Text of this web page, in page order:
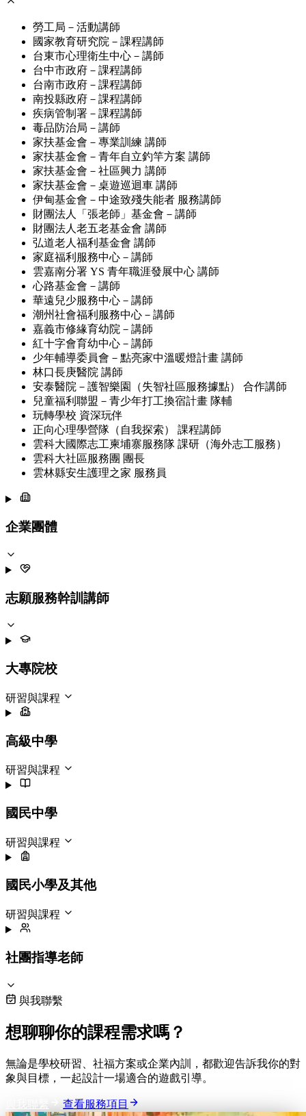
勞工局－活動講師
國家教育研究院－課程講師
台東市心理衛生中心－講師
台中市政府－課程講師
台南市政府－課程講師
南投縣政府－課程講師
疾病管制署－課程講師
毒品防治局－講師
家扶基金會－專業訓練 講師
家扶基金會－青年自立釣竿方案 講師
家扶基金會－社區興力 講師
家扶基金會－桌遊巡迴車 講師
伊甸基金會－中途致殘失能者 服務講師
財團法人「張老師」基金會－講師
財團法人老五老基金會 講師
弘道老人福利基金會 講師
家庭福利服務中心－講師
雲嘉南分署 YS 青年職涯發展中心 講師
心路基金會－講師
華遠兒少服務中心－講師
潮州社會福利服務中心－講師
嘉義市修緣育幼院－講師
紅十字會育幼中心－講師
少年輔導委員會－點亮家中溫暖燈計畫 講師
林口長庚醫院 講師
安泰醫院－護智樂園（失智社區服務據點） 合作講師
兒童福利聯盟－青少年打工換宿計畫 隊輔
玩轉學校 資深玩伴
正向心理學營隊（自我探索） 課程講師
雲科大國際志工柬埔寨服務隊 課研（海外志工服務）
雲科大社區服務團 團長
雲林縣安生護理之家 服務員
企業團體
志願服務幹訓講師
大專院校
研習與課程
高級中學
研習與課程
國民中學
研習與課程
國民小學及其他
研習與課程
社團指導老師
與我聯繫
想聊聊你的課程需求嗎？
無論是學校研習、社福方案或企業內訓，都歡迎告訴我你的對
象與目標，一起設計一場適合的遊戲引導。
查看服務項目